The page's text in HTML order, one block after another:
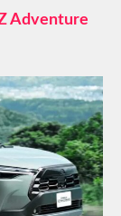
Adventure